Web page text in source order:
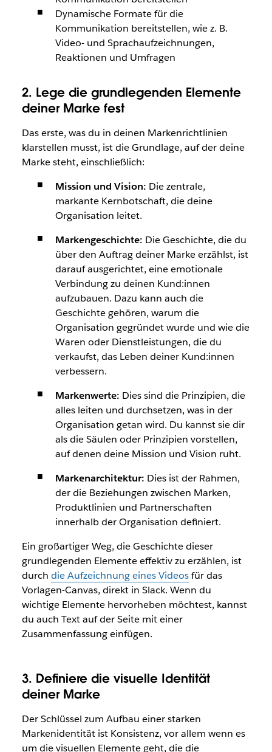
Dynamische Formate für die
Kommunikation bereitstellen, wie z. B.
Video- und Sprachaufzeichnungen,
Reaktionen und Umfragen
2. Lege die grundlegenden Elemente
deiner Marke fest
Das erste, was du in deinen Markenrichtlinien
klarstellen musst, ist die Grundlage, auf der deine
Marke steht, einschließlich:
Mission und Vision: Die zentrale,
markante Kernbotschaft, die deine
Organisation leitet.
Markengeschichte: Die Geschichte, die du
über den Auftrag deiner Marke erzählst, ist
darauf ausgerichtet, eine emotionale
Verbindung zu deinen Kund:innen
aufzubauen. Dazu kann auch die
Geschichte gehören, warum die
Organisation gegründet wurde und wie die
Waren oder Dienstleistungen, die du
verkaufst, das Leben deiner Kund:innen
verbessern.
Markenwerte: Dies sind die Prinzipien, die
alles leiten und durchsetzen, was in der
Organisation getan wird. Du kannst sie dir
als die Säulen oder Prinzipien vorstellen,
auf denen deine Mission und Vision ruht.
Markenarchitektur: Dies ist der Rahmen,
der die Beziehungen zwischen Marken,
Produktlinien und Partnerschaften
innerhalb der Organisation definiert.
Ein großartiger Weg, die Geschichte dieser
grundlegenden Elemente effektiv zu erzählen, ist
durch die Aufzeichnung eines Videosfür das
Vorlagen-Canvas, direkt in Slack. Wenn du
wichtige Elemente hervorheben möchtest, kannst
du auch Text auf der Seite mit einer
Zusammenfassung einfügen.
3. Definiere die visuelle Identität
deiner Marke
Der Schlüssel zum Aufbau einer starken
Markenidentität ist Konsistenz, vor allem wenn es
um die visuellen Elemente geht, die die